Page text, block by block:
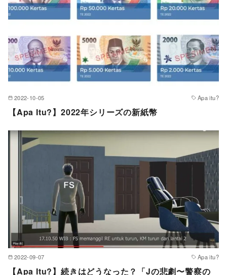
2022-10-05 Apa itu?
【Apa Itu?】2022年シリーズの新紙幣
2022-09-07 Apa itu?
【Apa Itu?】続きはどうなった？「Jの悲劇〜警察の